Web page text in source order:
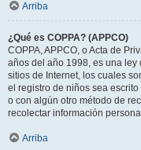
Arriba
¿Qué es COPPA? (APPCO)
COPPA, APPCO, o Acta de
años del año 1998, es una
sitios de Internet, los cuales
el registro de niños sea
o con algún otro método de
recolectar información
Arriba